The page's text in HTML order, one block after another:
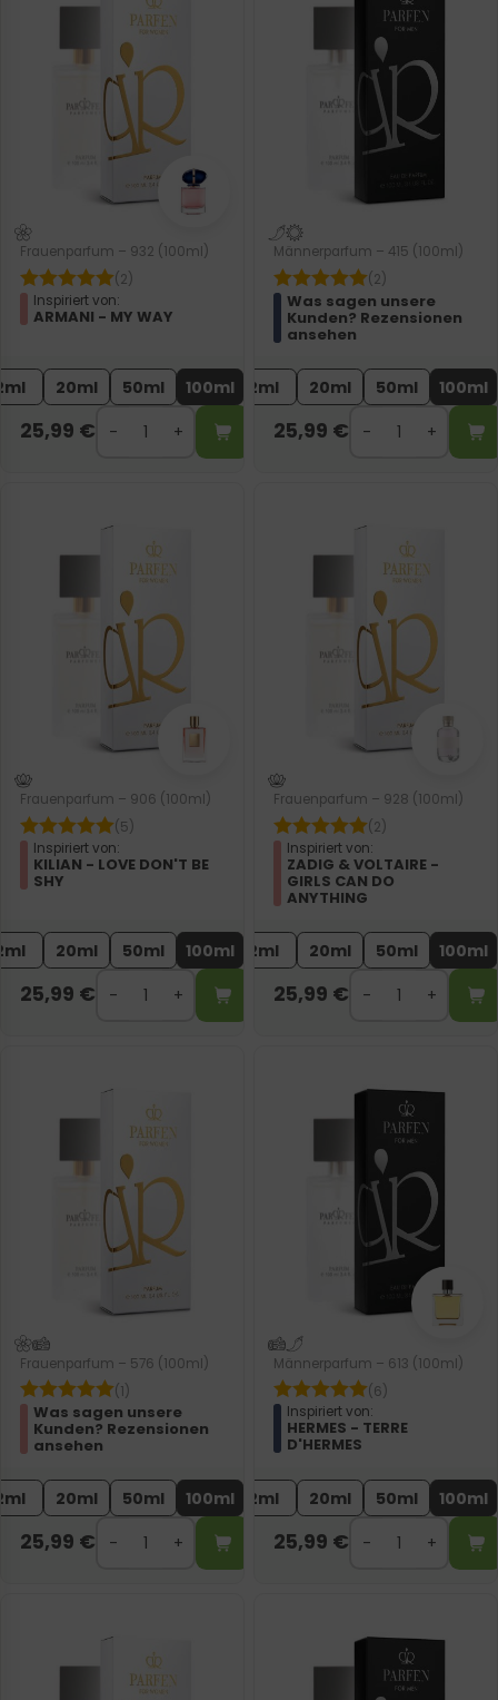
Frauenparfum – 932 (100ml)
(2)
Inspiriert von:
ARMANI - MY WAY
20ml 50ml 100ml
25,99 €
Männerparfum – 415 (100ml)
(2)
Was sagen unsere
Kunden? Rezensionen
ansehen
2ml 20ml 50ml 100ml
25,99 €
Frauenparfum – 906 (100ml)
(5)
Inspiriert von:
KILIAN - LOVE DON'T BE
SHY
20ml 50ml 100ml
25,99 €
Frauenparfum – 928 (100ml)
(2)
Inspiriert von:
ZADIG & VOLTAIRE -
GIRLS CAN DO
ANYTHING
2ml 20ml 50ml 100ml
25,99 €
Frauenparfum – 576 (100ml)
(1)
Was sagen unsere
Kunden? Rezensionen
ansehen
20ml 50ml 100ml
25,99 €
Männerparfum – 613 (100ml)
(6)
Inspiriert von:
HERMES - TERRE
D'HERMES
2ml 20ml 50ml 100ml
25,99 €